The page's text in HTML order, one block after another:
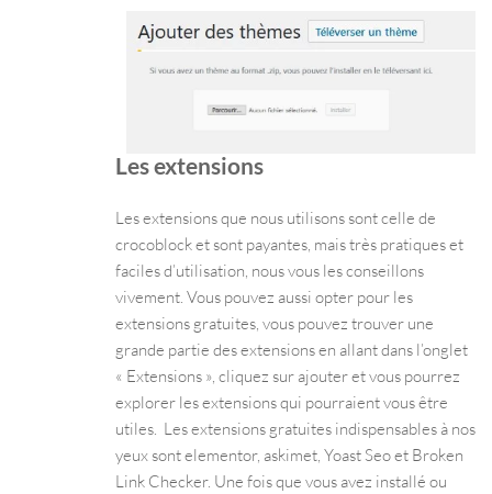
Les extensions
Les extensions que nous utilisons sont celle de
crocoblock et sont payantes, mais très pratiques et
faciles d’utilisation, nous vous les conseillons
vivement. Vous pouvez aussi opter pour les
extensions gratuites, vous pouvez trouver une
grande partie des extensions en allant dans l’onglet
« Extensions », cliquez sur ajouter et vous pourrez
explorer les extensions qui pourraient vous être
utiles. Les extensions gratuites indispensables à nos
yeux sont elementor, askimet, Yoast Seo et Broken
Link Checker. Une fois que vous avez installé ou